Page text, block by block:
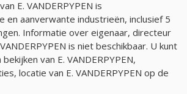
E. VANDERPYPEN is
en aanverwante industrieën, inclusief 5
Informatie over eigenaar, directeur
is niet beschikbaar. U kunt
van E. VANDERPYPEN,
locatie van E. VANDERPYPEN op de